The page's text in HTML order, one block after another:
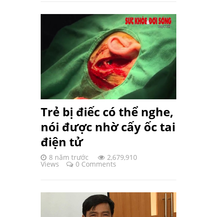
Trẻ bị điếc có thể nghe,
nói được nhờ cấy ốc tai
điện tử
8 năm trước 2,679,910
Views 0 Comments